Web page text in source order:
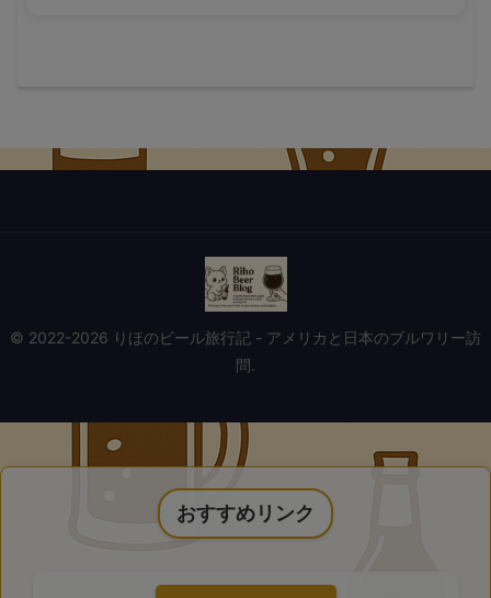
© 2022-2026 りほのビール旅行記 - アメリカと日本のブルワリー訪
問.
おすすめリンク